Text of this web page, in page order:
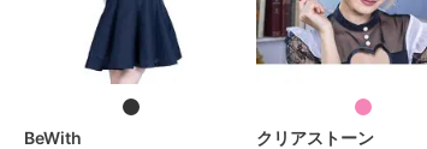
BeWith クリアストーン